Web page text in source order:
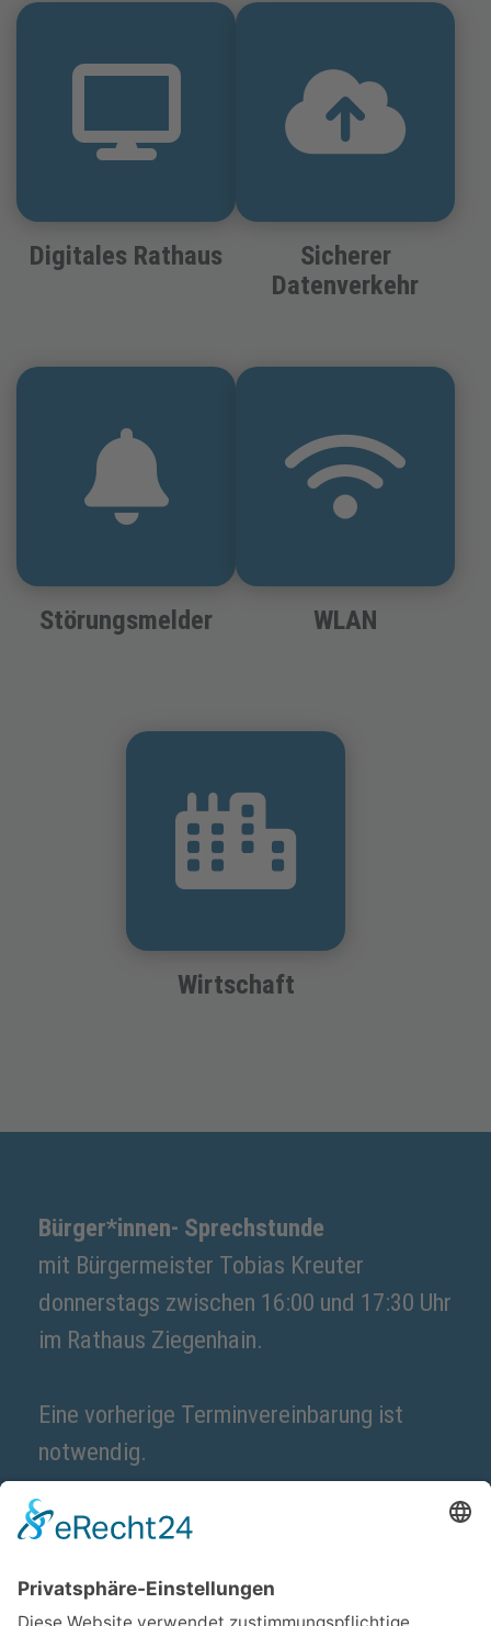
Digitales Rathaus
Sicherer
Datenverkehr
Störungsmelder WLAN
Wirtschaft
Bürger*innen- Sprechstunde
mit Bürgermeister Tobias Kreuter
donnerstags zwischen 16:00 und 17:30 Uhr
im Rathaus Ziegenhain.
Eine vorherige Terminvereinbarung ist
notwendig.